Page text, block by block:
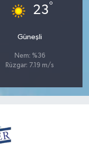
23°
Güneşli
Nem: %36
Rüzgar: 7.19 m/s